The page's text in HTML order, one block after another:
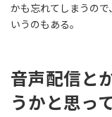
かも忘れてしまうの
いうのもある。
音声配信と
うかと思っ